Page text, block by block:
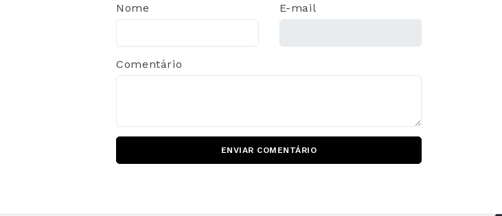
Nome E-mail
Comentário
ENVIAR COMENTÁRIO